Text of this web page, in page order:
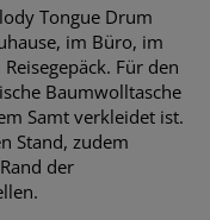
Tongue Drum
im Büro, im
Für den
Baumwolltasche
Samt verkleidet ist.
Stand, zudem
der